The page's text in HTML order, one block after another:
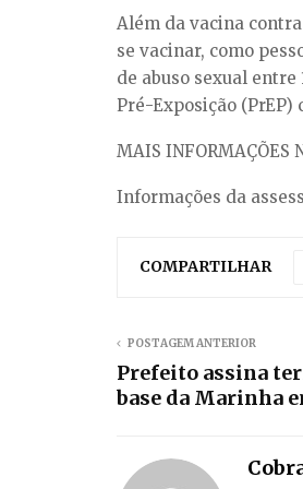
Além da vacina
se vacinar, como
de abuso sexual
Pré-Exposição (PrEP)
MAIS INFORMAÇÕES
Informações da
COMPARTILHAR
POSTAGEM ANTERIOR
Prefeito assina
base da Marinha